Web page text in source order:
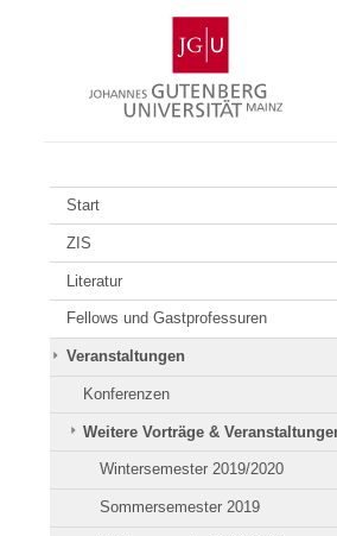
Gutenberg-
Universität
Mainz
Start
ZIS
Literatur
Fellows und Gastprofessuren
Veranstaltungen
Konferenzen
Weitere Vorträge &
Wintersemester 2019/2020
Sommersemester 2019